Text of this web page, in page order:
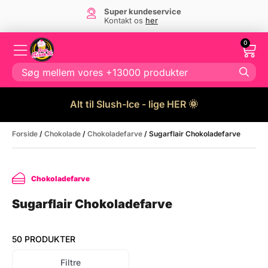
Super kundeservice
Kontakt os her
0
Alt til Slush-Ice - lige HER 🌞
Forside / Chokolade / Chokoladefarve / Sugarflair Chokoladefarve
Chokoladefarve
Sugarflair Chokoladefarve
50 PRODUKTER
Filtre